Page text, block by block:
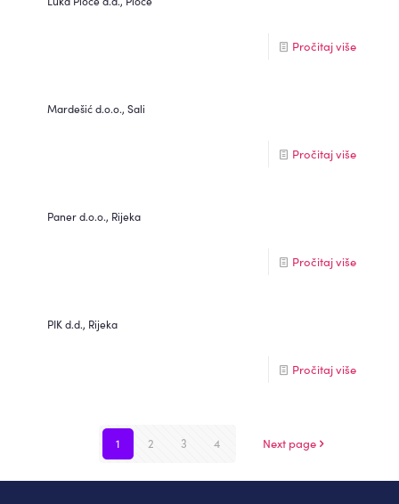
Pročitaj više
Mardešić d.o.o., Sali
Pročitaj više
Paner d.o.o., Rijeka
Pročitaj više
PIK d.d., Rijeka
Pročitaj više
1 2 3 4 Next page